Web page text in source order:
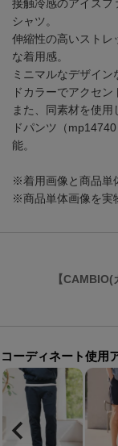
接触冷感のアイスフ
シャツ。
伸縮性の高いストレ
な着用感。
ミニマルなデザイ
ドカラーでアクセン
また、同素材を使
ドパンツ（
能。
※着用画像と商品単
※商品単体画像を実
【
コーディネート使用